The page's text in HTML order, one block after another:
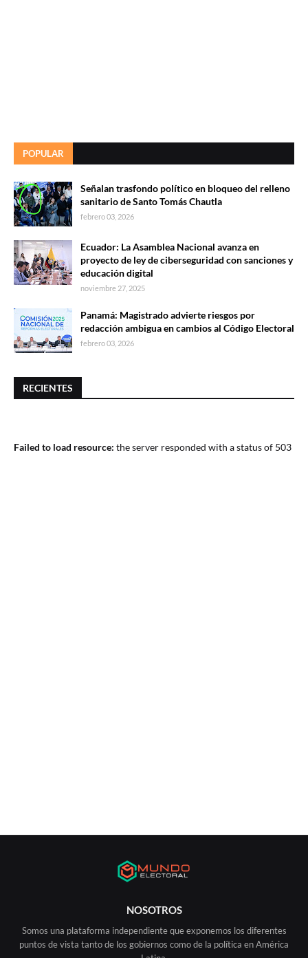
POPULAR
Señalan trasfondo político en bloqueo del relleno
sanitario de Santo Tomás Chautla
febrero 03, 2026
Ecuador: La Asamblea Nacional avanza en
proyecto de ley de ciberseguridad con sanciones y
educación digital
noviembre 27, 2025
Panamá: Magistrado advierte riesgos por
redacción ambigua en cambios al Código Electoral
febrero 03, 2026
RECIENTES
Failed to load resource: the server responded with a status of 503
NOSOTROS
Somos una plataforma independiente que exponemos los diferentes
puntos de vista tanto de los gobiernos como de la política en América